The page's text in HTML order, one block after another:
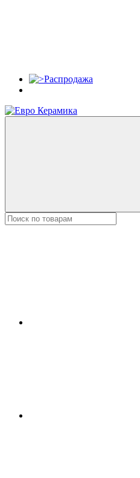
Распродажа